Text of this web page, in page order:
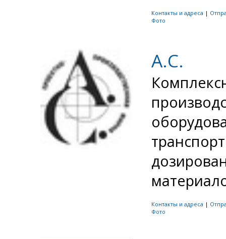
Контакты и адреса |
Фото
А.С.
Контакты и адреса |
Фото